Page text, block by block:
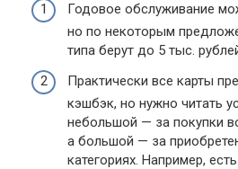
Годовое обслуживание
но по некоторым
типа берут до 5 тыс.
Практически все карты
кэшбэк, но нужно читать
небольшой — за покупки
а большой — за
категориях. Например,